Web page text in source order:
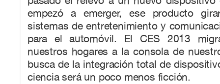
empezó a emerger, ese producto
sistemas de entretenimiento y
para el automóvil. El CES 2013
nuestros hogares a la consola de
busca de la integración total de
ciencia será un poco menos ficción.